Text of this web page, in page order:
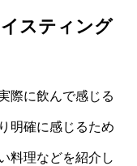
スティング
際に飲んで感じる
明確に感じるため
料理などを紹介し